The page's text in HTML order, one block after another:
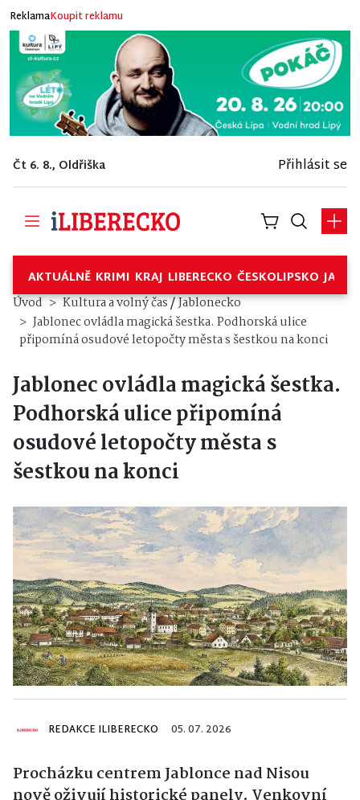
ReklamaKoupit reklamu
Čt 6. 8., Oldřiška Přihlásit se
AKTUÁLNĚ KRIMI KRAJ LIBERECKO ČESKOLIPSKO
Úvod Kultura a volný čas/Jablonecko
Jablonec ovládla magická šestka. Podhorská ulice
připomíná osudové letopočty města s šestkou na konci
Jablonec ovládla magická šestka.
Podhorská ulice připomíná
osudové letopočty města s
šestkou na konci
REDAKCE ILIBERECKO 05. 07. 2026
Procházku centrem Jablonce nad Nisou